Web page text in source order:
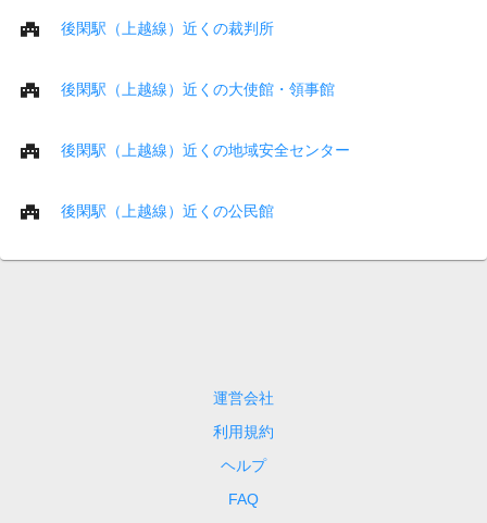
後閑駅（上越線）近くの裁判所
後閑駅（上越線）近くの大使館・領事館
後閑駅（上越線）近くの地域安全センター
後閑駅（上越線）近くの公民館
運営会社
利用規約
ヘルプ
FAQ